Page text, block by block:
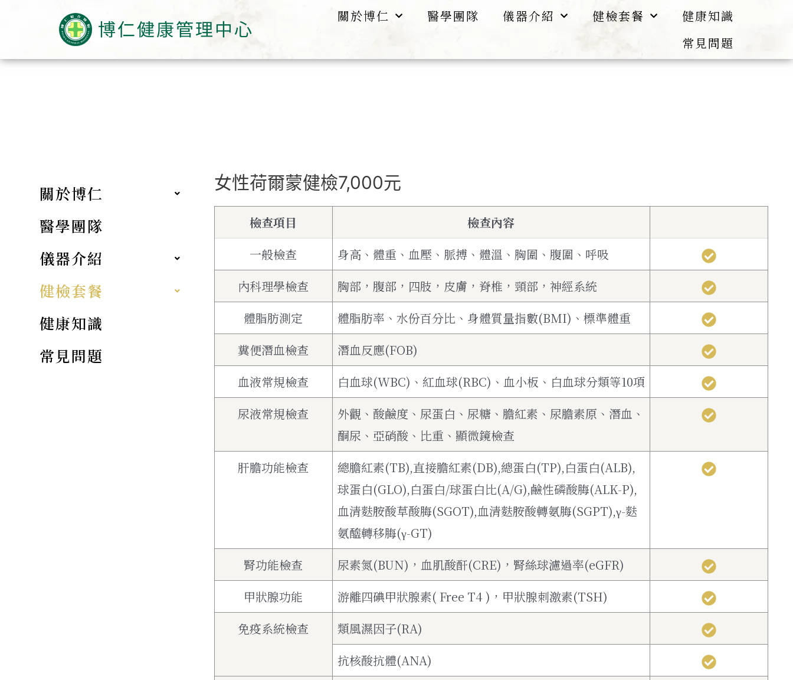
關於博仁 醫學團隊 儀器介紹 健檢套餐
健康知識
常見問題
關於博仁
醫學團隊
儀器介紹
健檢套餐
健康知識
常見問題
女性荷爾蒙健檢7,000元
檢查項目
檢查內容
一般檢查
身高、體重、血壓、脈搏、體溫、胸圍、腹圍、呼吸
內科理學檢查
胸部，腹部，四肢，皮膚，脊椎，頸部，神經系統
體脂肪測定
體脂肪率、水份百分比、身體質量指數(BMI)、標準體重
糞便潛血檢查
潛血反應(FOB)
血液常規檢查
白血球(WBC)、紅血球(RBC)、血小板、白血球分類等10項
尿液常規檢查
外觀、酸鹼度、尿蛋白、尿糖、膽紅素、尿膽素原、潛血、
酮尿、亞硝酸、比重、顯微鏡檢查
肝膽功能檢查
總膽紅素(TB),直接膽紅素(DB),總蛋白(TP),白蛋白(ALB),
球蛋白(GLO),白蛋白/球蛋白比(A/G),鹼性磷酸脢(ALK-P),
血清麩胺酸草酸脢(SGOT),血清麩胺酸轉氨脢(SGPT),γ-麩
氨醯轉移脢(γ-GT)
腎功能檢查
尿素氮(BUN)，血肌酸酐(CRE)，腎絲球濾過率(eGFR)
甲狀腺功能
游離四碘甲狀腺素( Free T4 )，甲狀腺刺激素(TSH)
免疫系統檢查
類風濕因子(RA)
抗核酸抗體(ANA)